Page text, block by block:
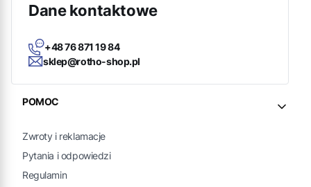
Dane kontaktowe
+48 76 871 19 84
sklep@rotho-shop.pl
Linki w stopce
POMOC
Zwroty i reklamacje
Pytania i odpowiedzi
Regulamin